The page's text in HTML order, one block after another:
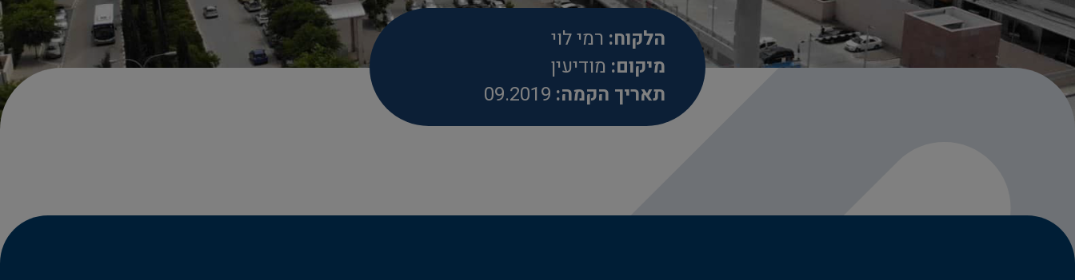
הלקוח: רמי לוי
מיקום: מודיעין
תאריך הקמה: